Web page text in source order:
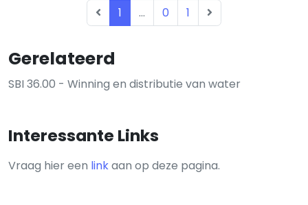
Gerelateerd
SBI 36.00 - Winning en distributie van water
Interessante Links
Vraag hier een linkaan op deze pagina.
1 ... 0 1